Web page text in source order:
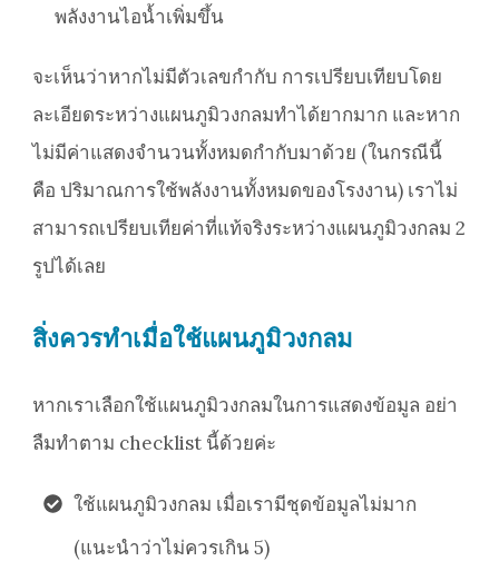
พลังงานไอน้ำเพิ่มขึ้น
จะเห็นว่าหากไม่มีตัวเลขกำกับ การเปรียบเทียบโดย
ละเอียดระหว่างแผนภูมิวงกลมทำได้ยากมาก และหาก
ไม่มีค่าแสดงจำนวนทั้งหมดกำกับมาด้วย (ในกรณีนี้
คือ ปริมาณการใช้พลังงานทั้งหมดของโรงงาน) เราไม่
สามารถเปรียบเทียค่าที่แท้จริงระหว่างแผนภูมิวงกลม 2
รูปได้เลย
สิ่งควรทำเมื่อใช้แผนภูมิวงกลม
หากเราเลือกใช้แผนภูมิวงกลมในการแสดงข้อมูล อย่า
ลืมทำตาม checklist นี้ด้วยค่ะ
ใช้แผนภูมิวงกลม เมื่อเรามีชุดข้อมูลไม่มาก
(แนะนำว่าไม่ควรเกิน 5)